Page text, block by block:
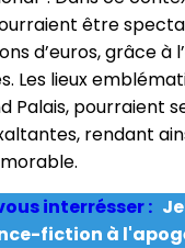
être
d’euros, grâce à
Les lieux
Palais, pourraient
rendant
interrésser :
fiction à